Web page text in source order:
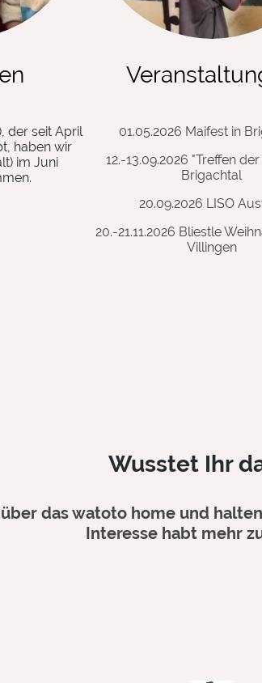
der seit April
haben wir
im Juni
01.05.2026 Maifest in
12.-13.09.2026 "Treffen
Brigachtal
20.09.2026 LISO
20.-21.11.2026 Bliestle
Villingen
Wusstet Ihr
das watoto home und
Interesse habt mehr